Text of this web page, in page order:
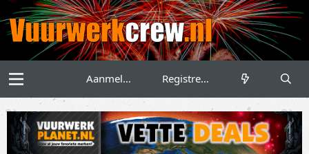
Aanmelden Registreren